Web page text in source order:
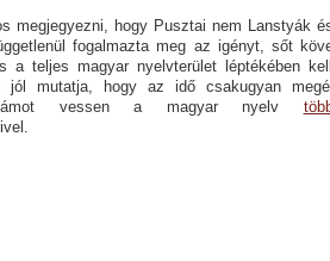
hogy Pusztai nem Lanstyák és
fo­gal­mazta meg az igényt, sőt
a teljes magyar nyelv­terület léptékében
jól mutatja, hogy az idő csakugyan
vessen a magyar nyelv